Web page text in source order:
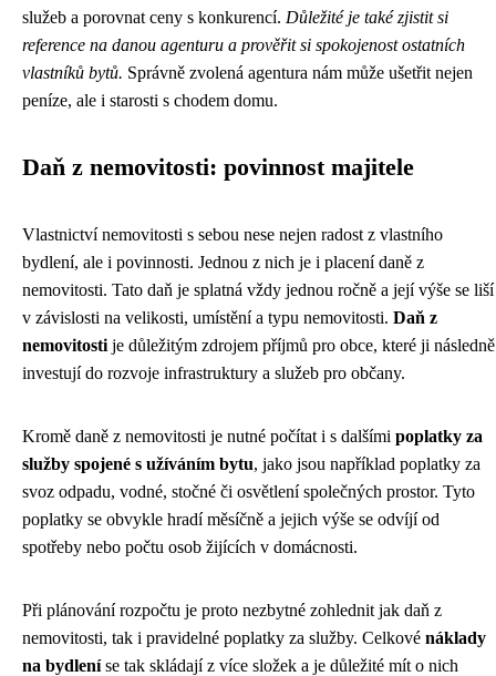
služeb a porovnat ceny s konkurencí. Důležité je také zjistit si
reference na danou agenturu a prověřit si spokojenost ostatních
vlastníků bytů. Správně zvolená agentura nám může ušetřit nejen
peníze, ale i starosti s chodem domu.
Daň z nemovitosti: povinnost majitele
Vlastnictví nemovitosti s sebou nese nejen radost z vlastního
bydlení, ale i povinnosti. Jednou z nich je i placení daně z
nemovitosti. Tato daň je splatná vždy jednou ročně a její výše se liší
v závislosti na velikosti, umístění a typu nemovitosti. Daň z
nemovitosti je důležitým zdrojem příjmů pro obce, které ji následně
investují do rozvoje infrastruktury a služeb pro občany.
Kromě daně z nemovitosti je nutné počítat i s dalšími poplatky za
služby spojené s užíváním bytu, jako jsou například poplatky za
svoz odpadu, vodné, stočné či osvětlení společných prostor. Tyto
poplatky se obvykle hradí měsíčně a jejich výše se odvíjí od
spotřeby nebo počtu osob žijících v domácnosti.
Při plánování rozpočtu je proto nezbytné zohlednit jak daň z
nemovitosti, tak i pravidelné poplatky za služby. Celkové náklady
na bydleníse tak skládají z více složek a je důležité mít o nich